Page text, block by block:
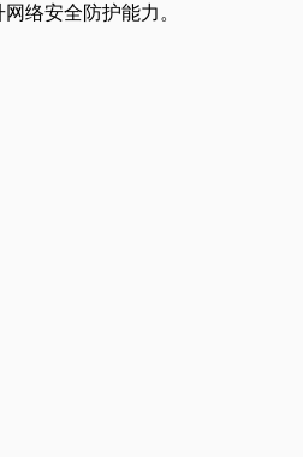
络安全防护能力。